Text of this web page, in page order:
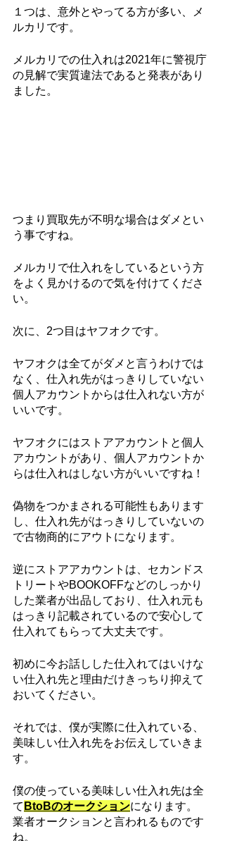
１つは、意外とやってる方が多い、メ
ルカリです。
メルカリでの仕入れは2021年に警視庁
の見解で実質違法であると発表があり
ました。
つまり買取先が不明な場合はダメとい
う事ですね。
メルカリで仕入れをしているという方
をよく見かけるので気を付けてくださ
い。
次に、2つ目はヤフオクです。
ヤフオクは全てがダメと言うわけでは
なく、仕入れ先がはっきりしていない
個人アカウントからは仕入れない方が
いいです。
ヤフオクにはストアアカウントと個人
アカウントがあり、個人アカウントか
らは仕入れはしない方がいいですね！
偽物をつかまされる可能性もあります
し、仕入れ先がはっきりしていないの
で古物商的にアウトになります。
逆にストアアカウントは、セカンドス
トリートやBOOKOFFなどのしっかり
した業者が出品しており、仕入れ元も
はっきり記載されているので安心して
仕入れてもらって大丈夫です。
初めに今お話しした仕入れてはいけな
い仕入れ先と理由だけきっちり抑えて
おいてください。
それでは、僕が実際に仕入れている、
美味しい仕入れ先をお伝えしていきま
す。
僕の使っている美味しい仕入れ先は全
て BtoBのオークションになります。
業者オークションと言われるものです
ね。